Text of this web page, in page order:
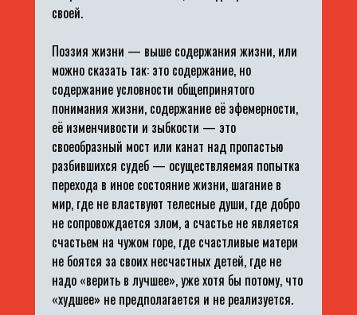
своей.
Поэзия жизни — выше содержания жизни, или
можно сказать так: это содержание, но
содержание условности общепринятого
понимания жизни, содержание её эфемерности,
её изменчивости и зыбкости — это
своеобразный мост или канат над пропастью
разбившихся судеб — осуществляемая попытка
перехода в иное состояние жизни, шагание в
мир, где не властвуют телесные души, где добро
не сопровождается злом, а счастье не является
счастьем на чужом горе, где счастливые матери
не боятся за своих несчастных детей, где не
надо «верить в лучшее», уже хотя бы потому, что
«худшее» не предполагается и не реализуется.